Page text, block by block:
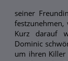
seiner
festzunehmen,
Kurz darauf
Dominic
um ihren Killer